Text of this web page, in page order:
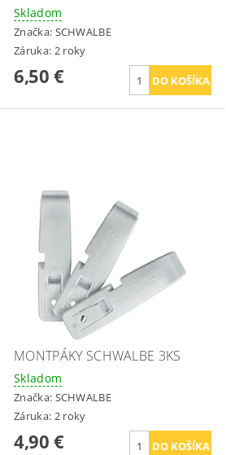
Skladom
Značka: SCHWALBE
Záruka: 2 roky
6,50 €
MONTPÁKY SCHWALBE 3KS
Skladom
Značka: SCHWALBE
Záruka: 2 roky
4,90 €